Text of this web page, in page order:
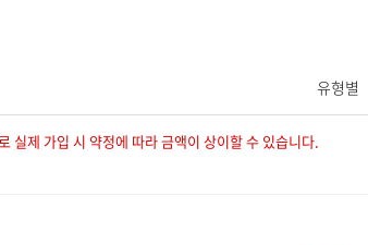
유형별
실제 가입 시 약정에 따라 금액이 상이할 수 있습니다.